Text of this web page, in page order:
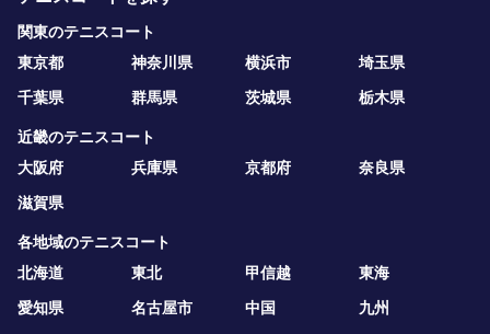
関東のテニスコート
東京都
神奈川県 横浜市
埼玉県
千葉県
群馬県 茨城県 栃木県
近畿のテニスコート
大阪府
兵庫県 京都府
奈良県
滋賀県
各地域のテニスコート
北海道
東北 甲信越
東海
愛知県
名古屋市 中国 九州